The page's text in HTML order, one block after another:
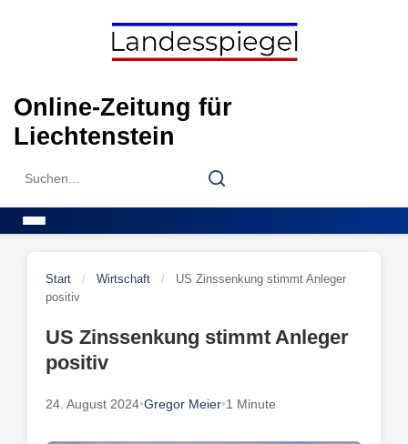
Online-Zeitung für
Liechtenstein
Search
Search
Start / Wirtschaft /
US Zinssenkung stimmt Anleger
positiv
US Zinssenkung stimmt Anleger
positiv
24. August 2024•Gregor Meier•1 Minute